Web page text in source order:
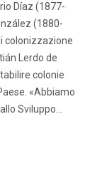
Díaz (1877-
(1880-
colonizzazione
Lerdo de
colonie
«Abbiamo
Sviluppo…